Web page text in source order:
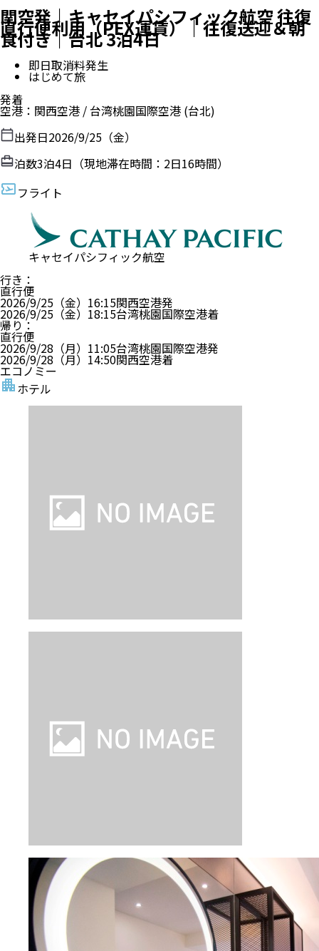
関空発｜キャセイパシフィック航空 往復
直行便利用（PEX運賃）｜往復送迎＆朝
食付き｜台北 3泊4日
即日取消料発生
はじめて旅
発着
空港 ： 関西空港 /台湾桃園国際空港 (台北)
出発日2026/9/25（金）
泊数3泊4日（現地滞在時間： 2日16時間）
フライト
キャセイパシフィック航空
行き ：
直行便
2026/9/25（金） 16:15関西空港発
2026/9/25（金） 18:15台湾桃園国際空港着
帰り ：
直行便
2026/9/28（月） 11:05台湾桃園国際空港発
2026/9/28（月） 14:50関西空港着
エコノミー
ホテル